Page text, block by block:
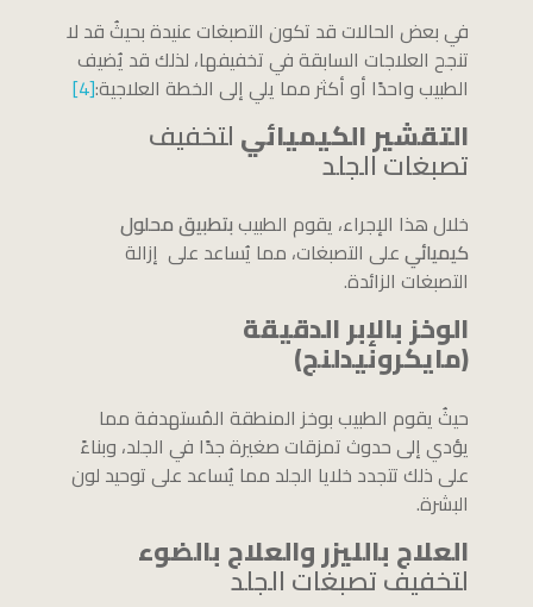
في بعض الحالات قد تكون التصبغات عنيدة بحيثُ قد لا
تنجح العلاجات السابقة في تخفيفها، لذلك قد يُضيف
الطبيب واحدًا أو أكثر مما يلي إلى الخطة العلاجية:[4]
التقشير الكيميائيلتخفيف
تصبغات الجلد
خلال هذا الإجراء، يقوم الطبيببتطبيق محلول
كيميائيعلى التصبغات، مما يُساعد على إزالة
التصبغات الزائدة.
الوخز بالإبر الدقيقة
(مايكرونيدلنج)
حيثُ يقوم الطبيب بوخز المنطقة المُستهدفة مما
يؤدي إلى حدوث تمزقات صغيرة جدًا في الجلد، وبناءً
على ذلك تتجدد خلايا الجلد مما يُساعد على توحيد لون
البشرة.
العلاج بالليزر والعلاج بالضوء
لتخفيف تصبغات الجلد